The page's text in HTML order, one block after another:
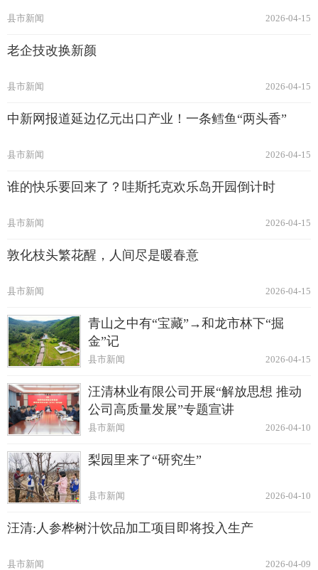
2026-04-15
县市新闻
老企技改换新颜
2026-04-15
县市新闻
中新网报道延边亿元出口产业！一条鳕鱼“两头香”
2026-04-15
县市新闻
谁的快乐要回来了？哇斯托克欢乐岛开园倒计时
2026-04-15
县市新闻
敦化枝头繁花醒，人间尽是暖春意
2026-04-15
县市新闻
青山之中有“宝藏”→和龙市林下“掘
金”记
2026-04-15
县市新闻
汪清林业有限公司开展“解放思想 推动
公司高质量发展”专题宣讲
2026-04-10
县市新闻
梨园里来了“研究生”
2026-04-10
县市新闻
汪清:人参桦树汁饮品加工项目即将投入生产
2026-04-09
县市新闻